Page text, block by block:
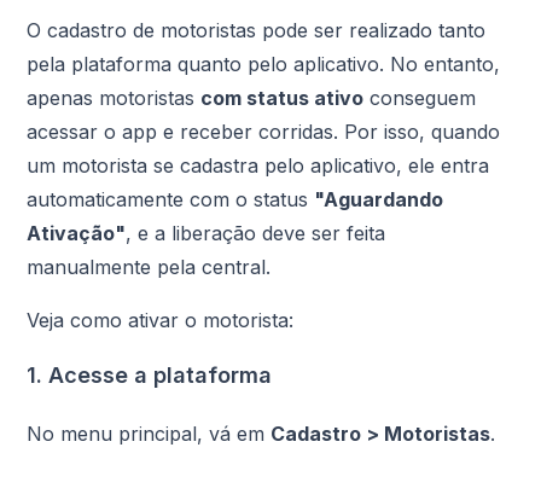
O cadastro de motoristas pode ser realizado tanto
pela plataforma quanto pelo aplicativo. No entanto,
apenas motoristas com status ativo conseguem
acessar o app e receber corridas. Por isso, quando
um motorista se cadastra pelo aplicativo, ele entra
automaticamente com o status "Aguardando
Ativação", e a liberação deve ser feita
manualmente pela central.
Veja como ativar o motorista:
1. Acesse a plataforma
No menu principal, vá em Cadastro > Motoristas.